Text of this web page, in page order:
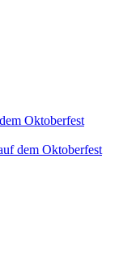
Oktoberfest
dem Oktoberfest